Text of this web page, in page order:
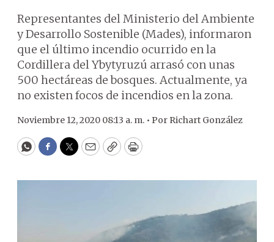
Representantes del Ministerio del Ambiente
y Desarrollo Sostenible (Mades), informaron
que el último incendio ocurrido en la
Cordillera del Ybytyruzú arrasó con unas
500 hectáreas de bosques. Actualmente, ya
no existen focos de incendios en la zona.
Noviembre 12, 2020 08:13 a. m. • Por Richart González
WhatsApp
Facebook
Twitter
EmailCopyPrint